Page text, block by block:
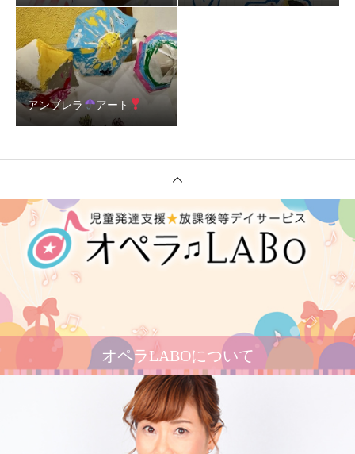
アンブレラ アート
オペラLABOについて